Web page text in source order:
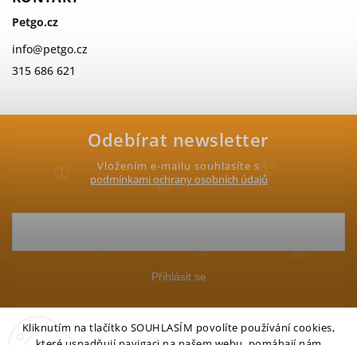
Kliknutím na tlačítko SOUHLASÍM povolíte používání cookies,
Odebírat newsletter
Vložením e-mailu souhlasíte s
podmínkami ochrany osobních údajů
Přihlásit se
Petgo.cz
info@petgo.cz
315 686 621